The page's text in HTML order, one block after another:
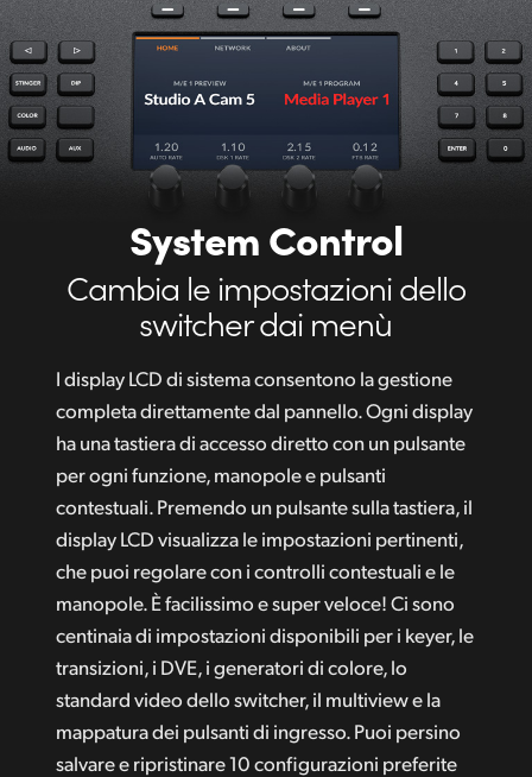
System Control
Cambia le impostazioni dello
switcher dai menù
I display LCD di sistema consentono la gestione
completa direttamente dal pannello. Ogni display
ha una tastiera di accesso diretto con un pulsante
per ogni funzione, manopole e pulsanti
contestuali. Premendo un pulsante sulla tastiera, il
display LCD visualizza le impostazioni pertinenti,
che puoi regolare con i controlli contestuali e le
manopole. È facilissimo e super veloce! Ci sono
centinaia di impostazioni disponibili per i keyer, le
transizioni, i DVE, i generatori di colore, lo
standard video dello switcher, il multiview e la
mappatura dei pulsanti di ingresso. Puoi persino
salvare e ripristinare 10 configurazioni preferite